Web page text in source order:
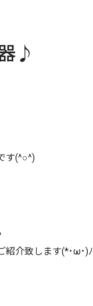
♪
す(^○^)
紹介致します(*･ω･)ﾉ